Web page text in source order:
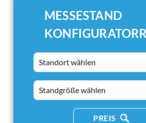
MESSESTAND
KONFIGURATORR
Standort wählen
standsizes
PREIS